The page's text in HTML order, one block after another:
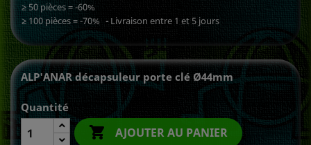
≥ 50 pièces = -60%
≥ 100 pièces = -70%
Livraison entre 1 et 5 jours
ALP'ANAR décapsuleur porte clé Ø44mm
Quantité
 AJOUTER AU PANIER